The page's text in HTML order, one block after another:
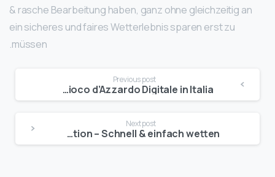
& rasche Bearbeitung haben, ganz ohne gleichzeitig an
ein sicheres und faires Wetterlebnis sparen erst zu
müssen.
Reading
Previous post
Queen Casino: Una Destinazione Privilegiata per l’ Gioco d’Azzardo Digitale in Italia
Next post
Wettanbieter ohne Legitimation – Schnell & einfach wetten